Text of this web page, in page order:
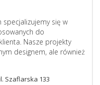
się w
do
Nasze projekty
designem, ale również
Szaflarska 133